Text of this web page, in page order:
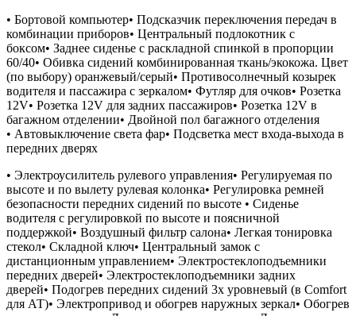
• Бортовой компьютер• Подсказчик переключения передач в
комбинации приборов• Центральный подлокотник с
боксом• Заднее сиденье с раскладной спинкой в пропорции
60/40• Обивка сидений комбинированная ткань/экокожа. Цвет
(по выбору) оранжевый/серый• Противосолнечный козырек
водителя и пассажира с зеркалом• Футляр для очков• Розетка
12V• Розетка 12V для задних пассажиров• Розетка 12V в
багажном отделении• Двойной пол багажного отделения
• Автовыключение света фар• Подсветка мест входа-выхода в
передних дверях
• Электроусилитель рулевого управления• Регулируемая по
высоте и по вылету рулевая колонка• Регулировка ремней
безопасности передних сидений по высоте • Сиденье
водителя с регулировкой по высоте и поясничной
поддержкой• Воздушный фильтр салона• Легкая тонировка
стекол• Складной ключ• Центральный замок с
дистанционным управлением• Электростеклоподъемники
передних дверей• Электростеклоподъемники задних
дверей• Подогрев передних сидений 3х уровневый (в Comfort
для АТ)• Электропривод и обогрев наружных зеркал• Обогрев